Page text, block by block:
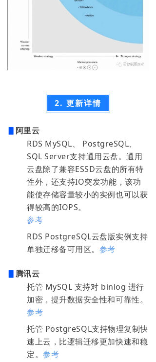
2. 更新详情
▋ 阿里云
RDS MySQL、 PostgreSQL、
SQL Server支持通用云盘。通用
云盘除了兼容ESSD云盘的所有特
性外，还支持IO突发功能，该功
能使存储容量较小的实例也可以获
得较高的IOPS。
参考
RDS PostgreSQL云盘版实例支持
单独迁移备可用区。 参考
▋ 腾讯云
托管 MySQL 支持对 binlog 进行
加密，提升数据安全性和可靠性。
参考
托管 PostgreSQL支持物理复制快
速上云，比逻辑迁移更加快速和稳
定。参考